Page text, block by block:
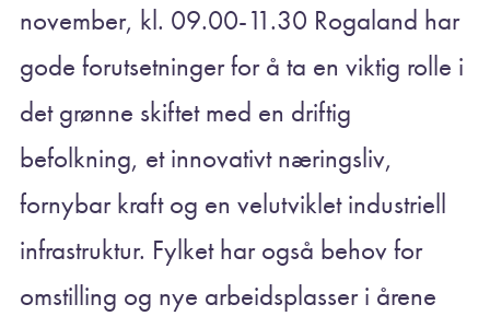
november, kl. 09.00-11.30 Rogaland har
gode forutsetninger for å ta en viktig rolle i
det grønne skiftet med en driftig
befolkning, et innovativt næringsliv,
fornybar kraft og en velutviklet industriell
infrastruktur. Fylket har også behov for
omstilling og nye arbeidsplasser i årene